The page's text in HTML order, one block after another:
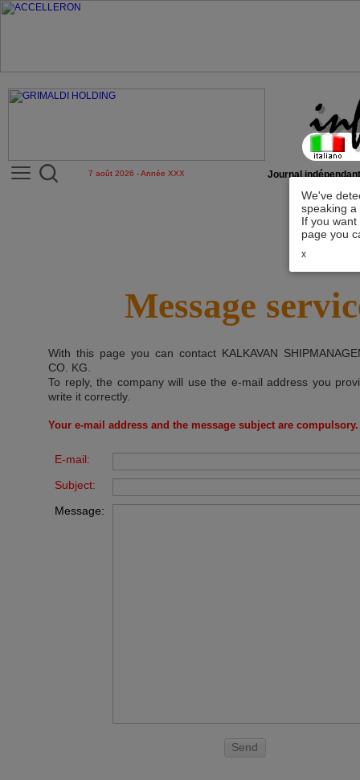
We've
speaking
If you
page you
x
7 août 2026 - Année XXX Journal
Message
With this page you can contact KALKAVAN
CO. KG
To reply, the company will use the e-mail address you
write it correctly.
Your e-mail address and the message subject are compulsory.
E-mail:
Subject:
Message:
Send